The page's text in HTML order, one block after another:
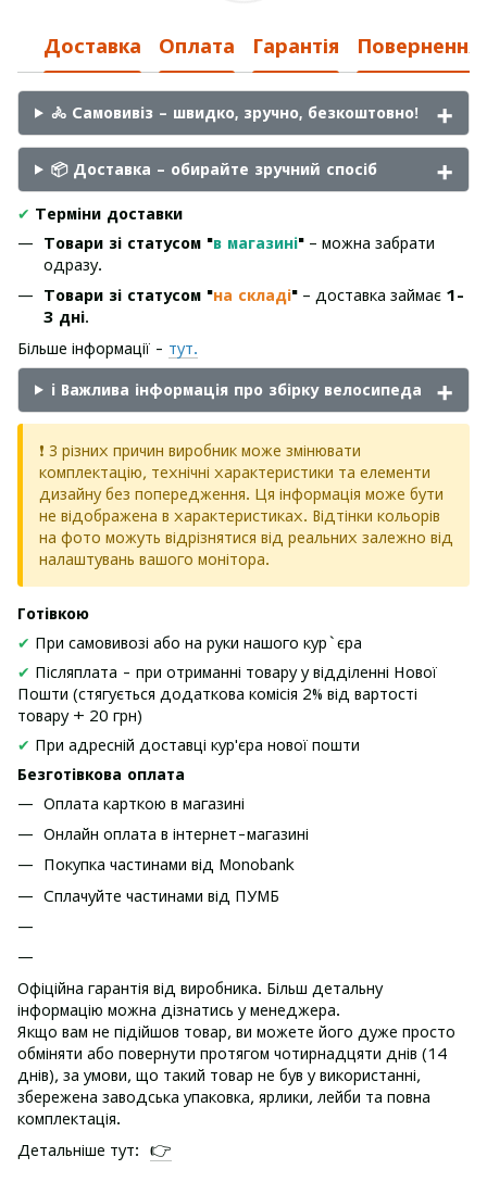
Доставка Оплата Гарантія Повернення
🚴 Самовивіз – швидко, зручно, безкоштовно!
📦 Доставка – обирайте зручний спосіб
✔ Терміни доставки
Товари зі статусом "в магазині" – можна забрати
одразу.
Товари зі статусом "на складі" – доставка займає 1-
3 дні.
Більше інформації - тут.
ℹ️ Важлива інформація про збірку велосипеда
❗ З різних причин виробник може змінювати
комплектацію, технічні характеристики та елементи
дизайну без попередження. Ця інформація може бути
не відображена в характеристиках. Відтінки кольорів
на фото можуть відрізнятися від реальних залежно від
налаштувань вашого монітора.
Готівкою
✔ При самовивозі або на руки нашого кур`єра
✔ Післяплата - при отриманні товару у відділенні Нової
Пошти (стягується додаткова комісія 2% від вартості
товару + 20 грн)
✔ При адресній доставці кур'єра нової пошти
Безготівкова оплата
Оплата карткою в магазині
Онлайн оплата в інтернет-магазині
Покупка частинами від Monobank
Сплачуйте частинами від ПУМБ
Офіційна гарантія від виробника. Більш детальну
інформацію можна дізнатись у менеджера.
Якщо вам не підійшов товар, ви можете його дуже просто
обміняти або повернути протягом чотирнадцяти днів (14
днів), за умови, що такий товар не був у використанні,
збережена заводська упаковка, ярлики, лейби та повна
комплектація.
Детальніше тут:
👉